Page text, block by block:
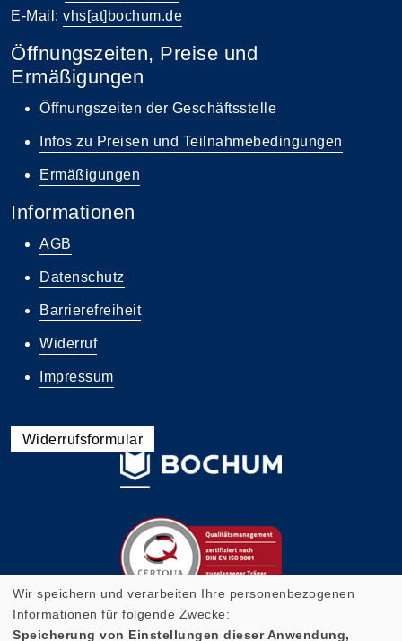
E-Mail: vhs[at]bochum.de
Öffnungszeiten, Preise und
Ermäßigungen
Öffnungszeiten der Geschäftsstelle
Infos zu Preisen und Teilnahmebedingungen
Ermäßigungen
Informationen
AGB
Datenschutz
Barrierefreiheit
Widerruf
Impressum
Widerrufsformular
Wir speichern und verarbeiten Ihre personenbezogenen
Informationen für folgende Zwecke:
Speicherung von Einstellungen dieser Anwendung,